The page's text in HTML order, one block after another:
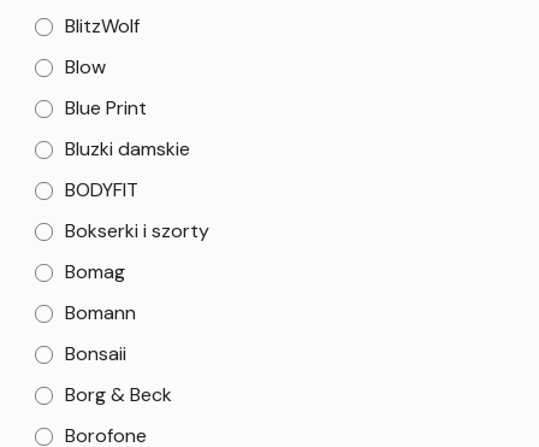
BlitzWolf
Blow
Blue Print
Bluzki damskie
BODYFIT
Bokserki i szorty
Bomag
Bomann
Bonsaii
Borg & Beck
Borofone